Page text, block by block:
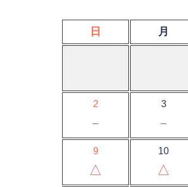
日 月
2
－
3
－
9
△
10
△